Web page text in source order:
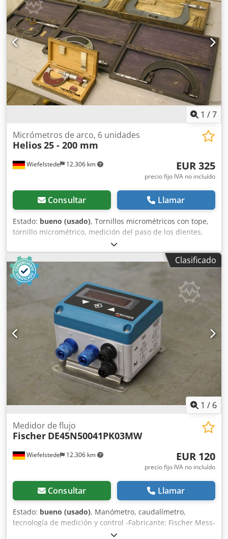
1 /7
Wiefelstede 12.306 km
Micrómetros de arco, 6 unidades
Helios25 - 200 mm
EUR 325
precio fijo IVA no incluído
Consultar Llamar
Estado: bueno (usado), Tornillos micrométricos con tope,
tornillo micrométrico, medición del paso de los dientes,
superficies de medición con forma de disco. -Rango de
medición: 25-200 mm -Una vuelta del tambor equivale a:
0,5 mm -Con dispositivo de bloqueo -Grandes superficies
de medición -Fuerza de medición: trinquete -Incluye
estuche -Calibración Cedpfx Asb A Sx Usn Ejha -Protector
de manos -Llave -También disponibles otros tamaños -
Peso: 5 kg
Clasificado
1 / 6
Wiefelstede 12.306 km
Medidor de flujo
Fischer DE45N50041PK03MW
EUR 120
precio fijo IVA no incluído
Consultar Llamar
Estado: bueno (usado), Manómetro, caudalímetro,
tecnología de medición y control -Fabricante: Fischer Mess-
und Regeltechnik Chjdpfedz Aq Tsx An Esa -Modelo: